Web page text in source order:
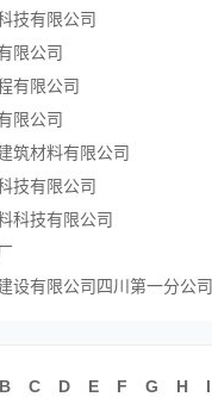
技有限公司
限公司
有限公司
限公司
筑材料有限公司
技有限公司
科技有限公司
设有限公司四川第一分公司
B C D E F G H I